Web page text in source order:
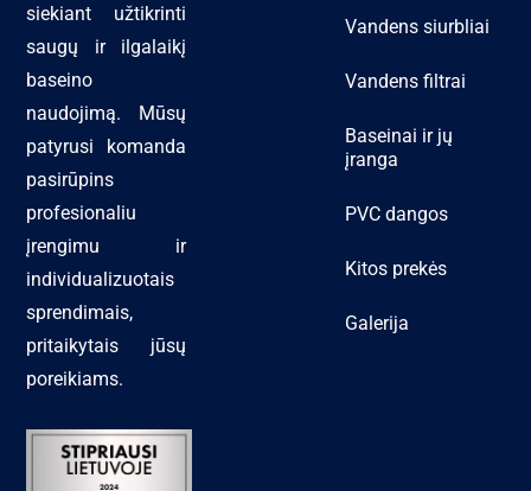
siekiant užtikrinti
saugų ir ilgalaikį
baseino
naudojimą. Mūsų
patyrusi komanda
pasirūpins
profesionaliu
įrengimu ir
individualizuotais
sprendimais,
pritaikytais jūsų
poreikiams.
Vandens siurbliai
Vandens filtrai
Baseinai ir jų
įranga
PVC dangos
Kitos prekės
Galerija